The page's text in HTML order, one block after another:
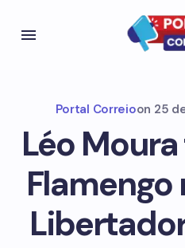
Portal Correioon 25
Léo
Flamengo